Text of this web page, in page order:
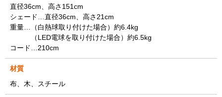
直径36cm、高さ151cm
シェード…直径36cm、高さ21cm
重量…（白熱球取り付けた場合）約6.4kg
（LED電球を取り付けた場合）約6.5kg
コード…210cm
材質
布、木、スチール